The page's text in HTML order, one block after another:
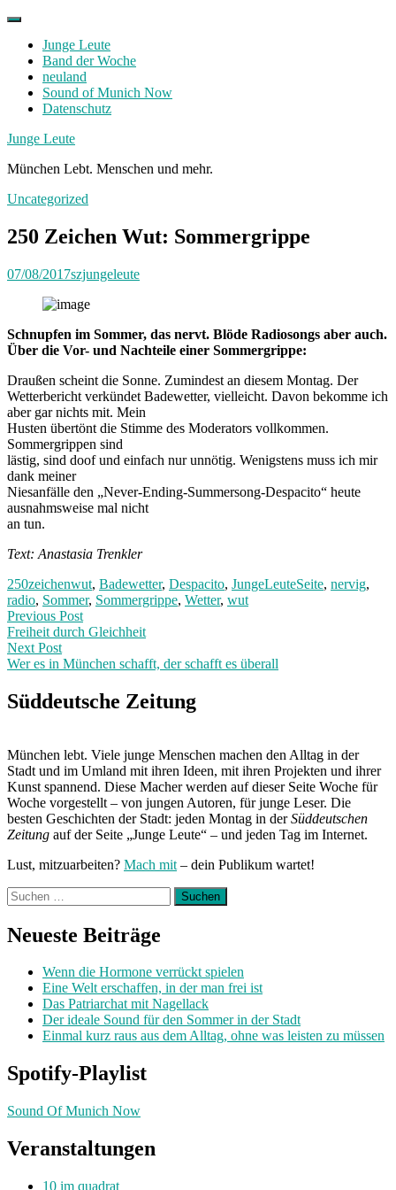
Skip
contentJunge Leute
Band der Woche
neuland
Sound of Munich Now
Datenschutz
Facebook
Twitter
Instagram
Junge Leute
München Lebt. Menschen und mehr.
Uncategorized
250 Zeichen Wut: Sommergrippe
07/08/2017szjungeleute
Schnupfen im Sommer, das nervt. Blöde Radiosongs aber auch.
Über die Vor- und Nachteile einer Sommergrippe:
Draußen scheint die Sonne. Zumindest an diesem Montag. Der
Wetterbericht verkündet Badewetter, vielleicht. Davon bekomme ich
aber gar nichts mit. Mein
Husten übertönt die Stimme des Moderators vollkommen.
Sommergrippen sind
lästig, sind doof und einfach nur unnötig. Wenigstens muss ich mir
dank meiner
Niesanfälle den „Never-Ending-Summersong-Despacito“ heute
ausnahmsweise mal nicht
an tun.
Text: Anastasia Trenkler
250zeichenwut, Badewetter, Despacito, JungeLeuteSeite, nervig,
radio, Sommer, Sommergrippe, Wetter, wut
Post
navigation
Previous PostPrevious
post:
Freiheit durch Gleichheit
Next Post
Wer es in München schafft, der schafft es überall
Post:
Süddeutsche Zeitung
München lebt. Viele junge Menschen machen den Alltag in der
Stadt und im Umland mit ihren Ideen, mit ihren Projekten und ihrer
Kunst spannend. Diese Macher werden auf dieser Seite Woche für
Woche vorgestellt – von jungen Autoren, für junge Leser. Die
besten Geschichten der Stadt: jeden Montag in derSüddeutschen
Zeitung auf der Seite „Junge Leute“ – und jeden Tag im Internet.
Lust, mitzuarbeiten? Mach mit – dein Publikum wartet!
Suchen
nach:
Neueste Beiträge
Wenn die Hormone verrückt spielen
Eine Welt erschaffen, in der man frei ist
Das Patriarchat mit Nagellack
Der ideale Sound für den Sommer in der Stadt
Einmal kurz raus aus dem Alltag, ohne was leisten zu müssen
Spotify-Playlist
Sound Of Munich Now
Veranstaltungen
10 im quadrat